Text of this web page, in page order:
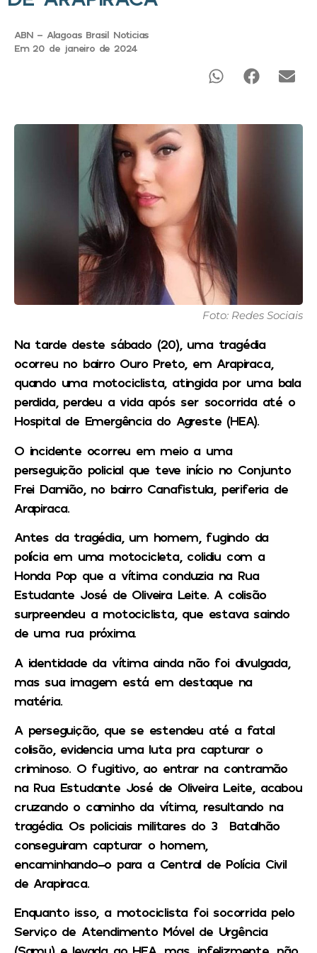
ABN - Alagoas Brasil Noticias
Em 20 de janeiro de 2024
Foto: Redes Sociais
Na tarde deste sábado (20), uma tragédia
ocorreu no bairro Ouro Preto, em Arapiraca,
quando uma motociclista, atingida por uma bala
perdida, perdeu a vida após ser socorrida até o
Hospital de Emergência do Agreste (HEA).
O incidente ocorreu em meio a uma
perseguição policial que teve início no Conjunto
Frei Damião, no bairro Canafistula, periferia de
Arapiraca.
Antes da tragédia, um homem, fugindo da
polícia em uma motocicleta, colidiu com a
Honda Pop que a vítima conduzia na Rua
Estudante José de Oliveira Leite. A colisão
surpreendeu a motociclista, que estava saindo
de uma rua próxima.
A identidade da vítima ainda não foi divulgada,
mas sua imagem está em destaque na
matéria.
A perseguição, que se estendeu até a fatal
colisão, evidencia uma luta pra capturar o
criminoso. O fugitivo, ao entrar na contramão
na Rua Estudante José de Oliveira Leite, acabou
cruzando o caminho da vítima, resultando na
tragédia. Os policiais militares do 3° Batalhão
conseguiram capturar o homem,
encaminhando-o para a Central de Polícia Civil
de Arapiraca.
Enquanto isso, a motociclista foi socorrida pelo
Serviço de Atendimento Móvel de Urgência